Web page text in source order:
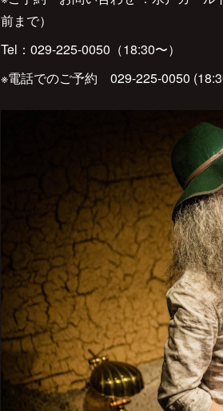
前まで）
Tel：029-225-0050（18:30〜）
※電話でのご予約 029-225-0050